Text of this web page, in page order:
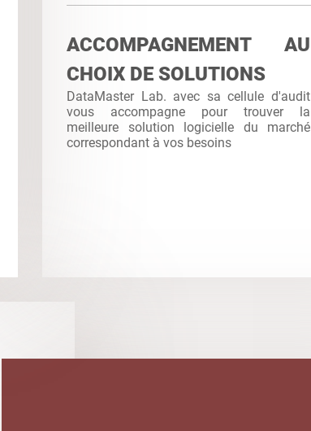
ACCOMPAGNEMENT AU
CHOIX DE SOLUTIONS
DataMaster Lab. avec sa cellule d'audit
vous accompagne pour trouver la
meilleure solution logicielle du marché
correspondant à vos besoins